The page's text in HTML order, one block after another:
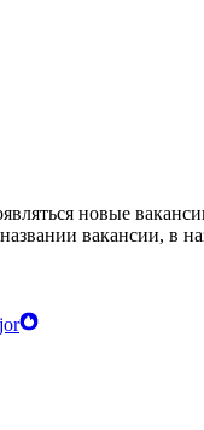
новые
вакансии, в